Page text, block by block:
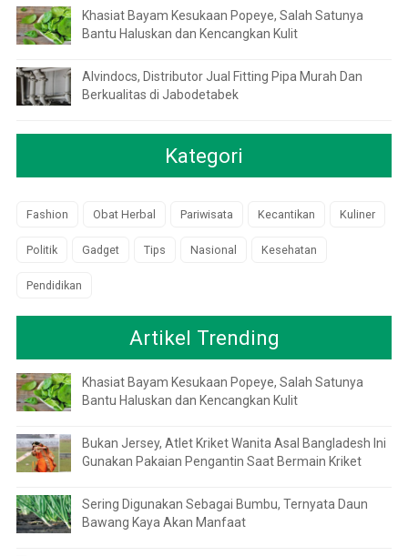
Khasiat Bayam Kesukaan Popeye, Salah Satunya
Bantu Haluskan dan Kencangkan Kulit
Alvindocs, Distributor Jual Fitting Pipa Murah Dan
Berkualitas di Jabodetabek
Kategori
Fashion Obat Herbal Pariwisata Kecantikan Kuliner
Politik Gadget Tips Nasional Kesehatan
Pendidikan
Artikel Trending
Khasiat Bayam Kesukaan Popeye, Salah Satunya
Bantu Haluskan dan Kencangkan Kulit
Bukan Jersey, Atlet Kriket Wanita Asal Bangladesh Ini
Gunakan Pakaian Pengantin Saat Bermain Kriket
Sering Digunakan Sebagai Bumbu, Ternyata Daun
Bawang Kaya Akan Manfaat